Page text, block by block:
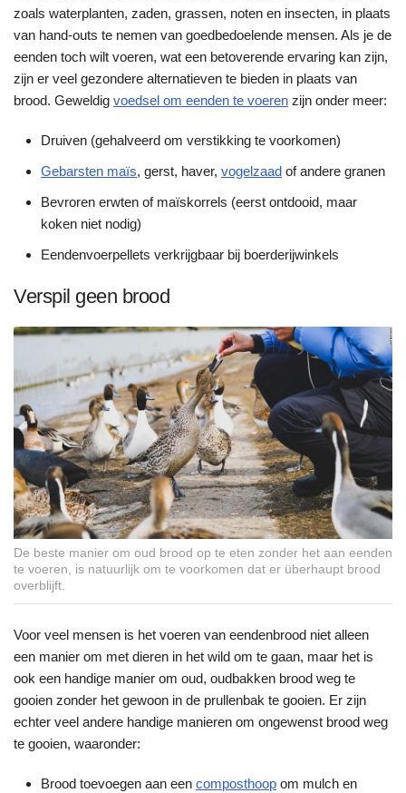
zoals waterplanten, zaden, grassen, noten en insecten, in plaats
van hand-outs te nemen van goedbedoelende mensen. Als je de
eenden toch wilt voeren, wat een betoverende ervaring kan zijn,
zijn er veel gezondere alternatieven te bieden in plaats van
brood. Geweldig voedsel om eenden te voeren zijn onder meer:
Druiven (gehalveerd om verstikking te voorkomen)
Gebarsten maïs, gerst, haver, vogelzaad of andere granen
Bevroren erwten of maïskorrels (eerst ontdooid, maar
koken niet nodig)
Eendenvoerpellets verkrijgbaar bij boerderijwinkels
Verspil geen brood
De beste manier om oud brood op te eten zonder het aan eenden
te voeren, is natuurlijk om te voorkomen dat er überhaupt brood
overblijft.
Voor veel mensen is het voeren van eendenbrood niet alleen
een manier om met dieren in het wild om te gaan, maar het is
ook een handige manier om oud, oudbakken brood weg te
gooien zonder het gewoon in de prullenbak te gooien. Er zijn
echter veel andere handige manieren om ongewenst brood weg
te gooien, waaronder:
Brood toevoegen aan een composthoop om mulch en